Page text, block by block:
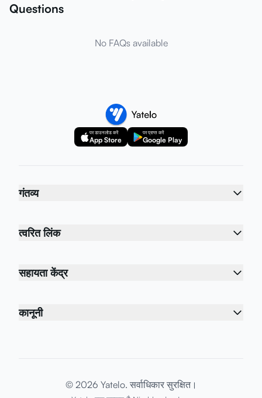
Questions
No FAQs available
पर डाउनलोड करें
App Store
पर प्राप्त करें
Google Play
गंतव्य
त्वरित लिंक
सहायता केंद्र
कानूनी
© 2026 Yatelo. सर्वाधिकार सुरक्षित।